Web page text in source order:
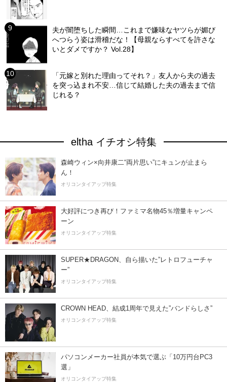
夫が闇堕ちした瞬間…これまで嫌味なヤツらが媚び
へつらう姿は滑稽だな！【母親ならすべてを許さな
いとダメですか？ Vol.28】
「元嫁と別れた理由ってそれ？」友人から夫の過去
を突っ込まれ不安…信じて結婚した夫の過去まで信
じれる？
eltha イチオシ特集
森崎ウィン×向井康二“両片思い”にキュンが止まら
ん！
オリコンタイアップ特集
大好評につき再び！ファミマ名物45％増量キャンペ
ーン
オリコンタイアップ特集
SUPER★DRAGON、自ら描いた”レトロフューチャ
ー”
オリコンタイアップ特集
CROWN HEAD、結成1周年で見えた”バンドらしさ”
オリコンタイアップ特集
パソコンメーカー社員が本気で選ぶ「10万円台PC3
選」
オリコンタイアップ特集